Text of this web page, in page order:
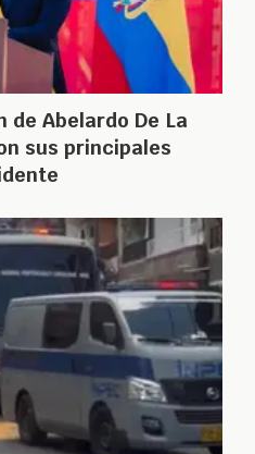
de Abelardo De La
sus principales